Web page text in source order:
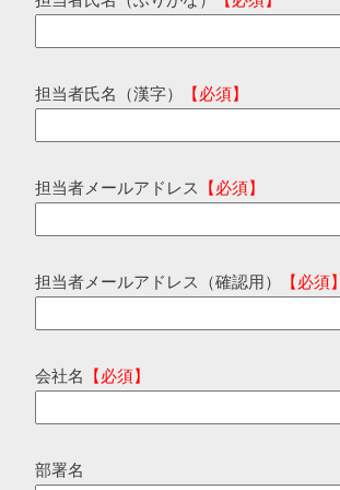
担当者氏名（漢字） 【必須】
担当者メールアドレス 【必須】
担当者メールアドレス（確認用） 【必須
会社名 【必須】
部署名